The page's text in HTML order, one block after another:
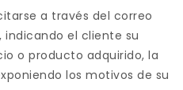
a través del correo
, indicando el cliente su
o producto adquirido, la
los motivos de su